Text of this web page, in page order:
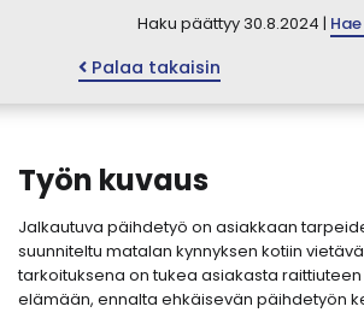
Haku päättyy 30.8.2024 |
Palaa takaisin
Työn kuvaus
Jalkautuva päihdetyö on asiakkaan
suunniteltu matalan kynnyksen kotiin
tarkoituksena on tukea asiakasta
elämään, ennalta ehkäisevän päihdetyön